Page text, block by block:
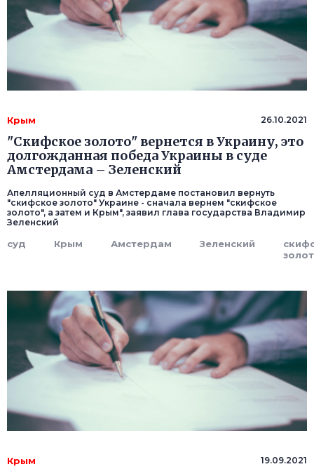
Крым 26.10.2021
"Скифское золото" вернется в Украину, это
долгожданная победа Украины в суде
Амстердама – Зеленский
Апелляционный суд в Амстердаме постановил вернуть
"скифское золото" Украине - сначала вернем "скифское
золото", а затем и Крым", заявил глава государства Владимир
Зеленский
суд Крым Амстердам Зеленский
Крым 19.09.2021